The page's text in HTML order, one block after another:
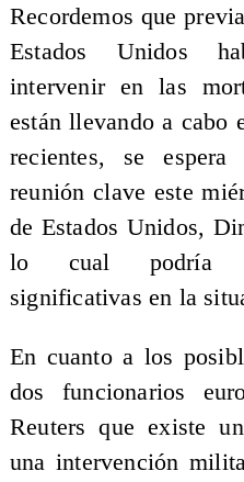
Recordemos que
Estados Unidos
intervenir en las
están llevando a cabo
recientes, se
reunión clave este
de Estados Unidos,
lo cual podría
significativas en la
En cuanto a los
dos funcionarios
Reuters que existe
una intervención